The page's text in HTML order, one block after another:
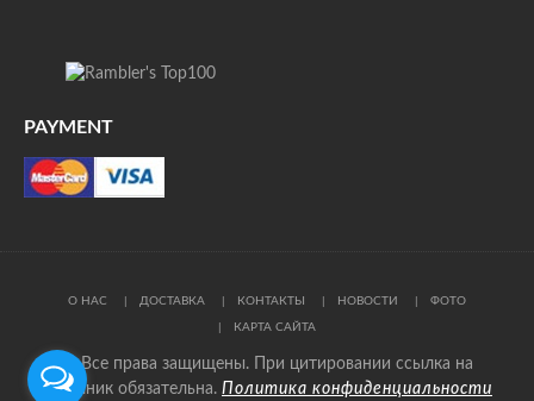
PAYMENT
О НАС ДОСТАВКА КОНТАКТЫ НОВОСТИ ФОТО
КАРТА САЙТА
© Все права защищены. При цитировании ссылка на
источник обязательна. Политика конфиденциальности